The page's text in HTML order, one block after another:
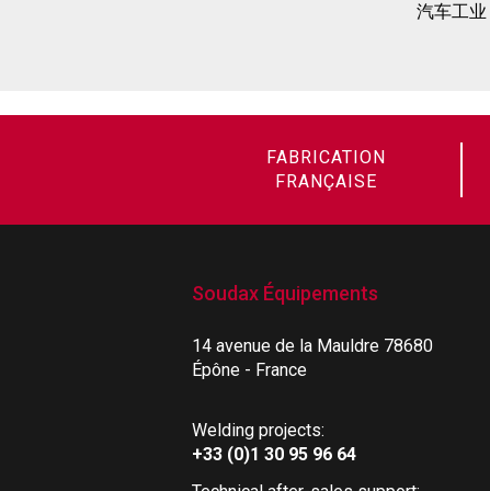
汽车工业
FABRICATION
FRANÇAISE
Soudax Équipements
14 avenue de la Mauldre 78680
Épône - France
Welding projects:
+33 (0)1 30 95 96 64